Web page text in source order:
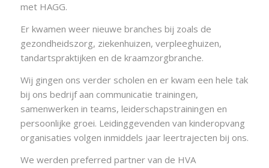
met HAGG.
Er kwamen weer nieuwe branches bij zoals de
gezondheidszorg, ziekenhuizen, verpleeghuizen,
tandartspraktijken en de kraamzorgbranche.
Wij gingen ons verder scholen en er kwam een hele tak
bij ons bedrijf aan communicatie trainingen,
samenwerken in teams, leiderschapstrainingen en
persoonlijke groei. Leidinggevenden van kinderopvang
organisaties volgen inmiddels jaar leertrajecten bij ons.
We werden preferred partner van de HVA